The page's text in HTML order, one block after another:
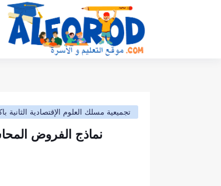
تجميعية مسلك العلوم الإقتصادية الثانية
نماذج الفروض